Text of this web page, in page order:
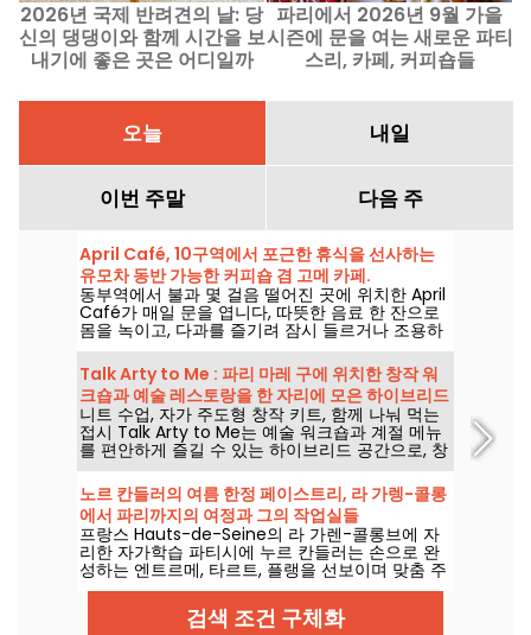
2026년 국제 반려견의 날: 당
신의 댕댕이와 함께 시간을 보
내기에 좋은 곳은 어디일까
파리에서 2026년 9월 가을
시즌에 문을 여는 새로운 파티
스리, 카페, 커피숍들
오늘 내일
이번 주말 다음 주
April Café, 10구역에서 포근한 휴식을 선사하는
유모차 동반 가능한 커피숍 겸 고메 카페.
동부역에서 불과 몇 걸음 떨어진 곳에 위치한 April
Café가 매일 문을 엽니다, 따뜻한 음료 한 잔으로
몸을 녹이고, 다과를 즐기려 잠시 들르거나 조용하
고 건조한 시간을 보내고 싶을 때 찾아오실 수 있습
니다.
Talk Arty to Me : 파리 마레 구에 위치한 창작 워
크숍과 예술 레스토랑을 한 자리에 모은 하이브리드
스팟
니트 수업, 자가 주도형 창작 키트, 함께 나눠 먹는
접시 Talk Arty to Me는 예술 워크숍과 계절 메뉴
를 편안하게 즐길 수 있는 하이브리드 공간으로, 창
작과 미식을 동시에 만끽하는 곳이다.
노르 칸들러의 여름 한정 페이스트리, 라 가렝-콜롱
에서 파리까지의 여정과 그의 작업실들
프랑스 Hauts-de-Seine의 라 가렌-콜롱브에 자
리한 자가학습 파티시에 누르 칸들러는 손으로 완
성하는 엔트르메, 타르트, 플랭을 선보이며 맞춤 주
문을 받습니다. 우리는 2026년 여름에 선보인 그녀
의 새로운 과일 컬렉션을 맛보고, 그 매력을 여러분
검색 조건 구체화